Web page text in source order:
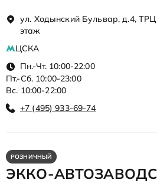
ул. Ходынский Бульвар, д.4,
этаж
ЦСКА
Пн.-Чт. 10:00-22:00
Пт.-Сб. 10:00-23:00
Вс. 10:00-22:00
+7 (495) 933-69-74
РОЗНИЧНЫЙ
ЭККО-